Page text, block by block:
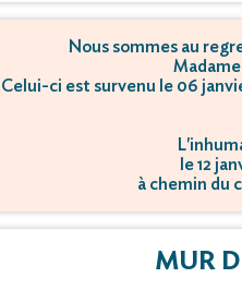
Nous sommes au
Celui-ci est survenu le 06
le 12
à chemin du
MUR